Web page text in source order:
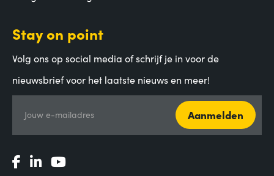
Stay on point
Volg ons op social media of schrijf je in voor de
nieuwsbrief voor het laatste nieuws en meer!
Jouw e-mailadres Aanmelden